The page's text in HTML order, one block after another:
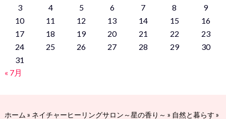
3
4 5 6 7 8
9
10
11 12 13 14 15
16
17
18 19 20 21 22
23
24
25 26 27 28 29
30
31
« 7月
ホーム » ネイチャーヒーリングサロン～星の香り～ » 自然と暮らす »